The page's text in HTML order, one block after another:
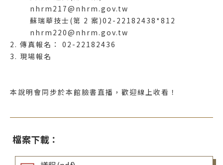
nhrm217@nhrm.gov.tw
蘇瑞華技士(第 2 案)02-22182438*812
nhrm220@nhrm.gov.tw
2. 傳真報名： 02-22182436
3. 現場報名
本說明會同步於本館臉書直播，歡迎線上收看！
檔案下載：